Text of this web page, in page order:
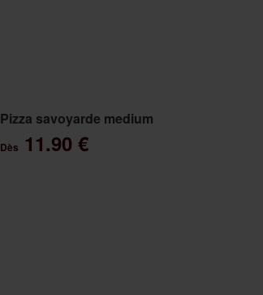
Pizza savoyarde medium
Dès 11.90 €